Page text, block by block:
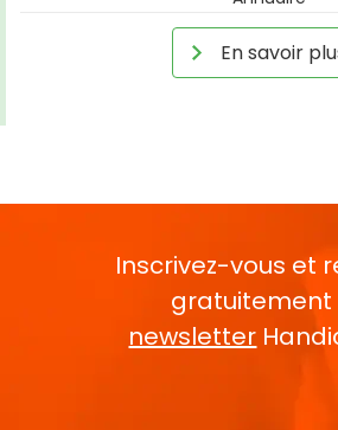
En savoir
Inscrivez-vous et
gratuitement
newsletter